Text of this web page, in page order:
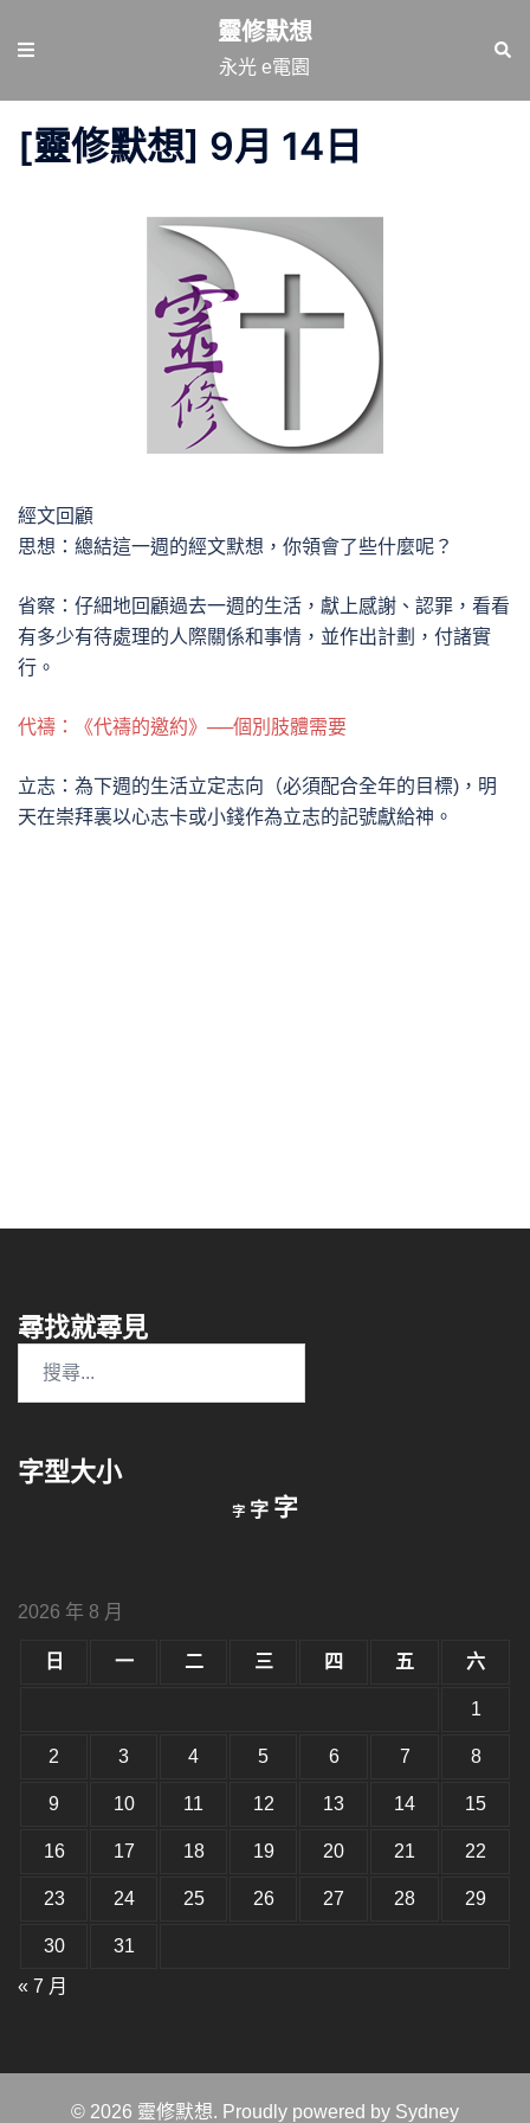
要
靈修默想
永光 e電園
[靈修默想] 9月 14日
經文回顧
思想：總結這一週的經文默想，你領會了些什麼呢？
省察：仔細地回顧過去一週的生活，獻上感謝、認罪，看看
有多少有待處理的人際關係和事情，並作出計劃，付諸實
行。
代禱：《代禱的邀約》──個別肢體需要
立志：為下週的生活立定志向（必須配合全年的目標)，明
天在崇拜裏以心志卡或小錢作為立志的記號獻給神。
尋找就尋見
字:
字型大小
字 小
字重
小。
字放
2026 年 8 月
日 一 二 三 四 五 六
1
2 3 4 5 6 7 8
9 10 11 12 13 14 15
16 17 18 19 20 21 22
23 24 25 26 27 28 29
30
31
« 7 月
© 2026 靈修默想. Proudly powered by Sydney